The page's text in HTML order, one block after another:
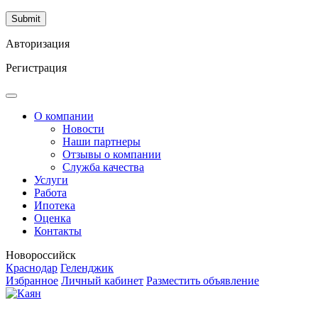
Авторизация
Регистрация
О компании
Новости
Наши партнеры
Отзывы о компании
Служба качества
Услуги
Работа
Ипотека
Оценка
Контакты
Новороссийск
Краснодар Геленджик
Избранное Личный кабинет Разместить объявление